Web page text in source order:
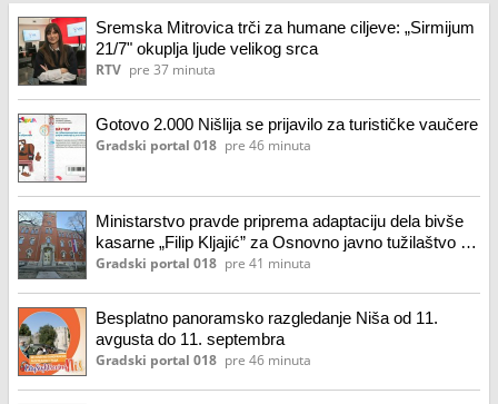
Sremska Mitrovica trči za humane ciljeve: „Sirmijum
21/7" okuplja ljude velikog srca
RTV pre 37 minuta
Gotovo 2.000 Nišlija se prijavilo za turističke vaučere
Gradski portal 018 pre 46 minuta
Ministarstvo pravde priprema adaptaciju dela bivše
kasarne „Filip Kljajić” za Osnovno javno tužilaštvo u
Nišu
Gradski portal 018 pre 41 minuta
Besplatno panoramsko razgledanje Niša od 11.
avgusta do 11. septembra
Gradski portal 018 pre 46 minuta